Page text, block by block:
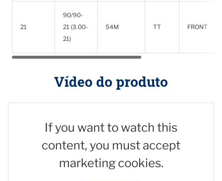
21
90/90-
21 (3.00-
21)
54M TT FRONT
Vídeo do produto
If you want to watch this
content, you must accept
marketing cookies.